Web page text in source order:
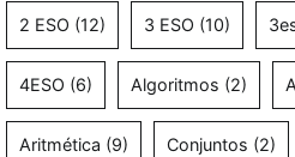
2 ESO (12) 3 ESO (10)
4ESO (6) Algoritmos (2)
Aritmética (9) Conjuntos (2)